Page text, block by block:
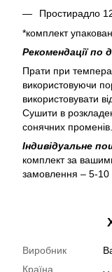
Простирадло
*комплект
Рекомендації по
Прати при
використовуючи
використовувати
Сушити в
сонячних
Індивідуальне
комплект за
замовлення – 5-10
Виробник
Країна